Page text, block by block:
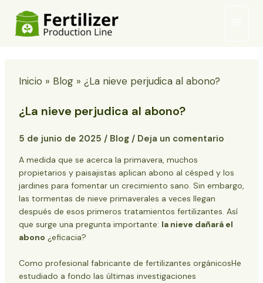
contenido
Inicio Blog ¿La nieve perjudica al abono?
¿La nieve perjudica al abono?
5 de junio de 2025 / Blog/ Deja un comentario
A medida que se acerca la primavera, muchos
propietarios y paisajistas aplican abono al césped y los
jardines para fomentar un crecimiento sano. Sin embargo,
las tormentas de nieve primaverales a veces llegan
después de esos primeros tratamientos fertilizantes. Así
que surge una pregunta importante: la nieve dañará el
abono ¿eficacia?
Como profesional fabricante de fertilizantes orgánicosHe
estudiado a fondo las últimas investigaciones